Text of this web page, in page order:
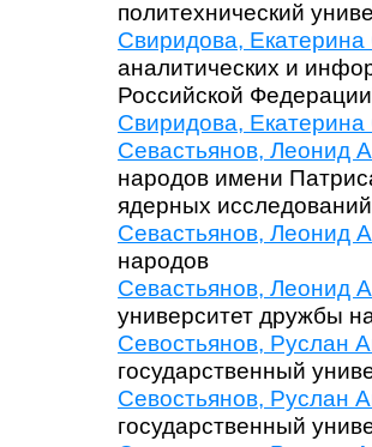
политехнический
Свиридова, Екатерина
аналитических и
Российской
Свиридова, Екатерина
Севастьянов, Леонид
народов имени
ядерных исследований
Севастьянов, Леонид
народов
Севастьянов, Леонид
университет дружбы
Севостьянов, Руслан
государственный
Севостьянов, Руслан
государственный